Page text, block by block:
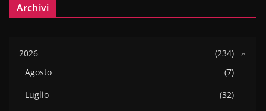
Archivi
2026
(234)
Agosto
(7)
Luglio
(32)